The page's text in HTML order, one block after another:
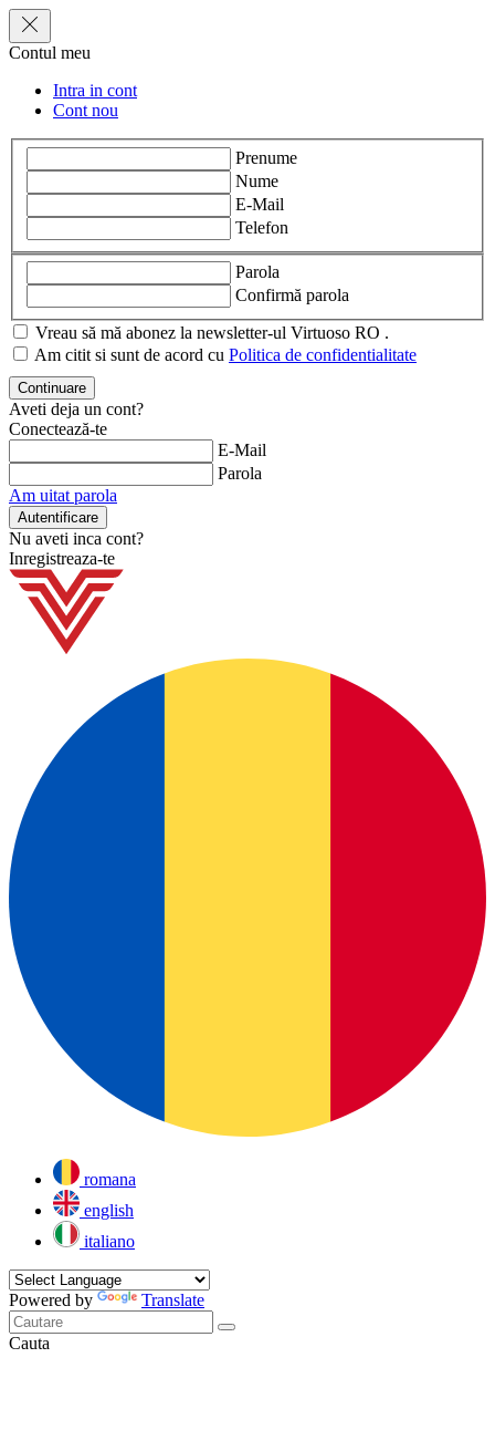
Contul meu
Intra in cont
Cont nou
Prenume
Nume
E-Mail
Telefon
Parola
Confirmă parola
Vreau să mă abonez la newsletter-ul Virtuoso RO .
Am citit si sunt de acord cu Politica de confidentialitate
Aveti deja un cont?
Conectează-te
E-Mail
Parola
Am uitat parola
Nu aveti inca cont?
Inregistreaza-te
romana
english
italiano
Powered by Translate
Cauta